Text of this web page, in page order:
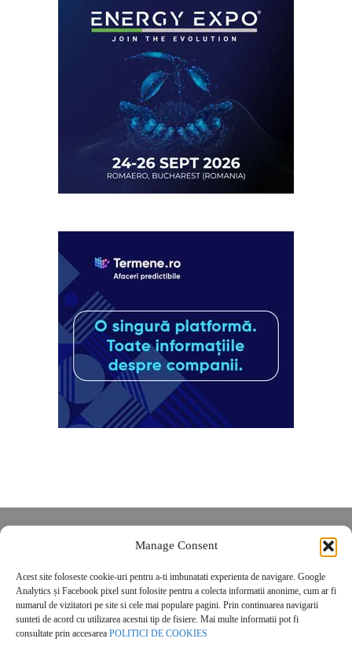
Manage Consent
Acest site foloseste cookie-uri pentru a-ti imbunatati experienta de navigare. Google
Analytics și Facebook pixel sunt folosite pentru a colecta informatii anonime, cum ar fi
numarul de vizitatori pe site si cele mai populare pagini. Prin continuarea navigarii
sunteti de acord cu utilizarea acestui tip de fisiere. Mai multe informatii pot fi
consultate prin accesarea POLITICI DE COOKIES
POLITICĂ DE CONFIDENȚIALITATE
Politica de cookies